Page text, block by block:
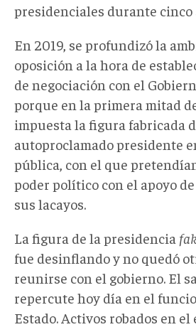
presidenciales durante cinco
En 2019, se profundizó la
oposición a la hora de
de negociación con el
porque en la primera mitad
impuesta la figura fabricada
autoproclamado presidente
pública, con el que
poder político con el apoyo
sus lacayos.
La figura de la presidencia
fue desinflando y no quedó
reunirse con el gobierno. El
repercute hoy día en el
Estado. Activos robados en